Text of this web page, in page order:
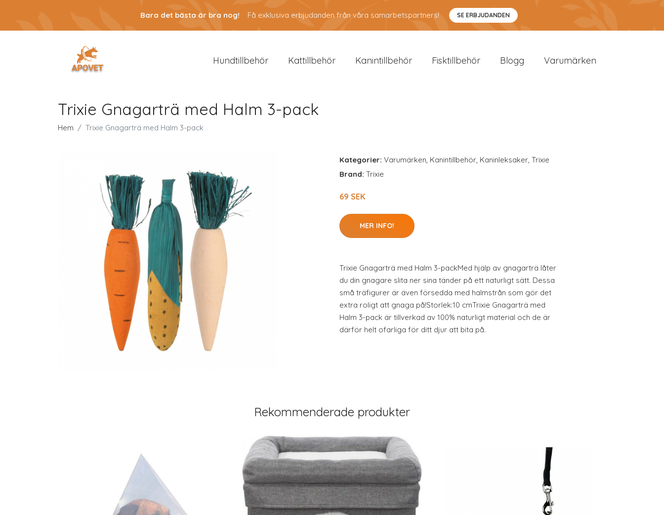
Bara det bästa är bra nog! Få exklusiva erbjudanden från våra samarbetspartners! SE ERBJUDANDEN
Hundtillbehör Kattillbehör Kanintillbehör Fisktillbehör Blogg Varumärken
Trixie Gnagarträ med Halm 3-pack
Hem Trixie Gnagarträ med Halm 3-pack
Kategorier: Varumärken, Kanintillbehör, Kaninleksaker, Trixie
Brand: Trixie
69 SEK
MER INFO!
Trixie Gnagarträ med Halm 3-packMed hjälp av gnagarträ låter
du din gnagare slita ner sina tänder på ett naturligt sätt. Dessa
små träfigurer är även försedda med halmstrån som gör det
extra roligt att gnaga på!Storlek:10 cmTrixie Gnagarträ med
Halm 3-pack är tillverkad av 100% naturligt material och de är
därför helt ofarliga för ditt djur att bita på.
Rekommenderade produkter